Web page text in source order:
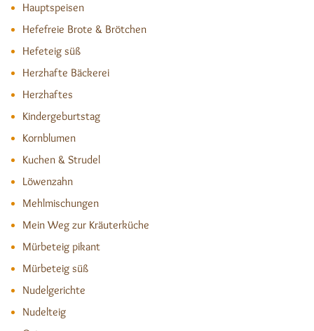
Hauptspeisen
Hefefreie Brote & Brötchen
Hefeteig süß
Herzhafte Bäckerei
Herzhaftes
Kindergeburtstag
Kornblumen
Kuchen & Strudel
Löwenzahn
Mehlmischungen
Mein Weg zur Kräuterküche
Mürbeteig pikant
Mürbeteig süß
Nudelgerichte
Nudelteig